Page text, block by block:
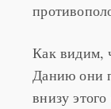
Как видим,
Данию они
внизу